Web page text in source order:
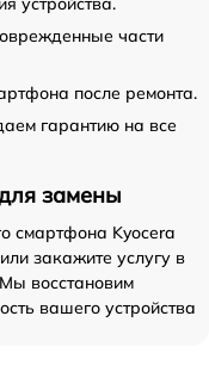
части
после ремонта.
гарантию на все
замены
смартфона Kyocera
закажите услугу в
восстановим
вашего устройства